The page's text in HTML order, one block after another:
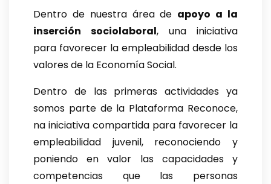
Dentro de nuestra área de apoyo a la
inserción sociolaboral, una iniciativa
para favorecer la empleabilidad desde los
valores de la Economía Social.
Dentro de las primeras actividades ya
somos parte de la Plataforma Reconoce,
na iniciativa compartida para favorecer la
empleabilidad juvenil, reconociendo y
poniendo en valor las capacidades y
competencias que las personas